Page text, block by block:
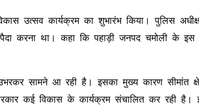
उत्सव कार्यक्रम का शुभारंभ किया। पुलिस
करना था। कहा कि पहाड़ी जनपद चमोली के इस
सामने आ रही है। इसका मुख्य कारण सीमांत
कई विकास के कार्यक्रम संचालित कर रही है।